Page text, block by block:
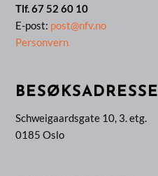
Tlf. 67 52 60 10
E-post: post@nfv.no
Personvern
BESØKSADRESSE
Schweigaardsgate 10, 3. etg.
0185 Oslo